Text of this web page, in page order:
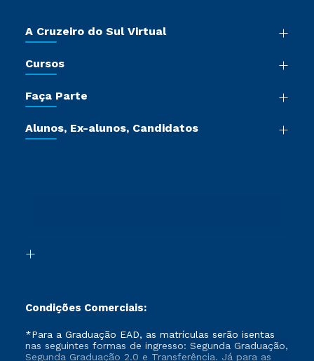
A Cruzeiro do Sul Virtual
Sala de Imprensa
Certificadoras
Jornada do Aluno
Cursos
Pós-graduação
Cursos Livres
Faça Parte
Vestibular Redação
Formação Pedagógica - R2
Alunos, Ex-alunos, Candidatos
Condições Comerciais:
*Para a Graduação EAD, as matrículas serão isentas
nas seguintes formas de ingresso: Segunda Graduação,
Segunda Graduação 2.0 e Transferência. Já para as